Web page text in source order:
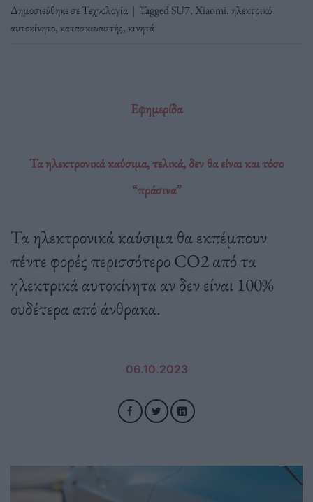
Δημοσιεύθηκε σεΤεχνολογία | TaggedSU7,Xiaomi,ηλεκτρικό
αυτοκίνητο,κατασκευαστής,κινητά
Εφημερίδα
Τα ηλεκτρονικά καύσιμα, τελικά, δεν θα είναι και τόσο
“πράσινα”
Τα ηλεκτρονικά καύσιμα θα εκπέμπουν
πέντε φορές περισσότερο CO2 από τα
ηλεκτρικά αυτοκίνητα αν δεν είναι 100%
ουδέτερα από άνθρακα.
06.10.2023